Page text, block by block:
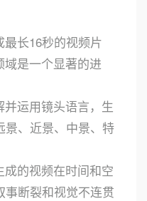
长16秒的视频片
是一个显著的进
运用镜头语言，生
景、近景、中景、特
的视频在时间和空
事断裂和视觉不连贯